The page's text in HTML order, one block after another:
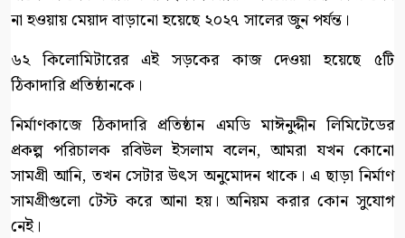
না হওয়ায় মেয়াদ বাড়ানো হয়েছে ২০২৭ সালের জুন পর্যন্ত।
৬২ কিলোমিটারের এই সড়কের কাজ দেওয়া হয়েছে ৫টি
ঠিকাদারি প্রতিষ্ঠানকে।
নির্মাণকাজে ঠিকাদারি প্রতিষ্ঠান এমডি মাঈনুদ্দীন লিমিটেডের
প্রকল্প পরিচালক রবিউল ইসলাম বলেন, আমরা যখন কোনো
সামগ্রী আনি, তখন সেটার উৎস অনুমোদন থাকে। এ ছাড়া নির্মাণ
সামগ্রীগুলো টেস্ট করে আনা হয়। অনিয়ম করার কোন সুযোগ
নেই।